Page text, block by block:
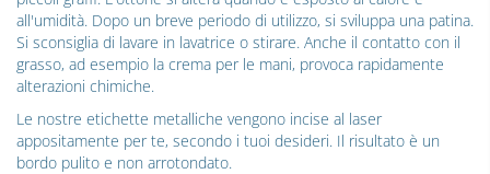
all'umidità. Dopo un breve periodo di utilizzo, si sviluppa una patina.
Si sconsiglia di lavare in lavatrice o stirare. Anche il contatto con il
grasso, ad esempio la crema per le mani, provoca rapidamente
alterazioni chimiche.
Le nostre etichette metalliche vengono incise al laser
appositamente per te, secondo i tuoi desideri. Il risultato è un
bordo pulito e non arrotondato.